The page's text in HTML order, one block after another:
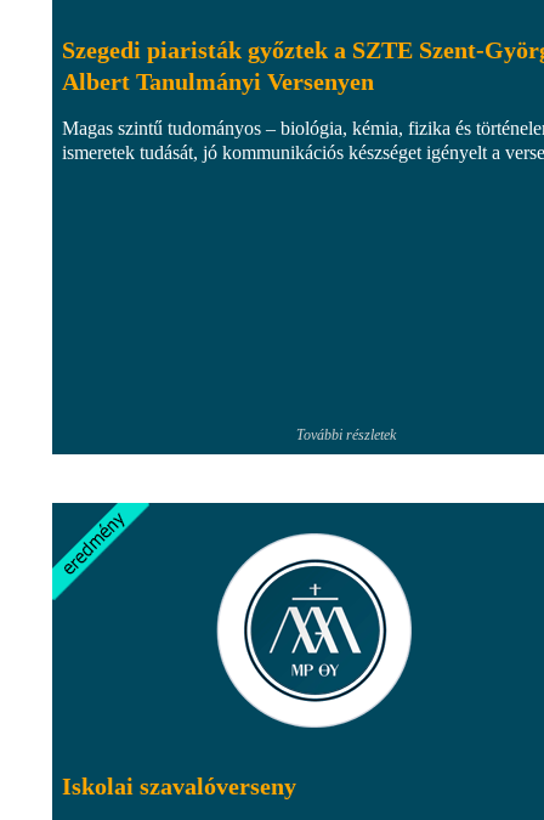
Szegedi piaristák győztek a SZTE Szent-
Albert Tanulmányi Versenyen
Magas szintű tudományos – biológia, kémia, fizika és
ismeretek tudását, jó kommunikációs készséget igényelt a
További részletek
Iskolai szavalóverseny